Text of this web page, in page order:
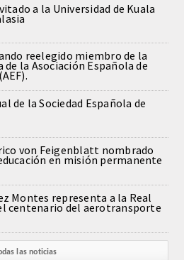
a la Universidad de Kuala
reelegido miembro de la
la Asociación Española de
de la Sociedad Española de
von Feigenblatt nombrado
en misión permanente
Montes representa a la Real
centenario del aerotransporte
las noticias